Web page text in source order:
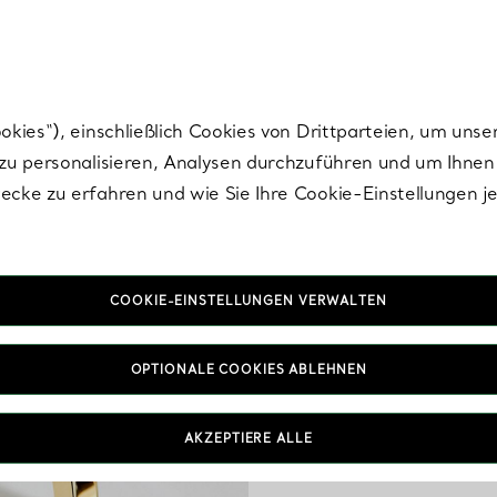
Unsere Armbänder
auf nahtlose
Armbänder, die mit
einschließlich Cookies von Drittparteien, um
personalisieren, Analysen durchzuführen und um
zu erfahren und wie Sie Ihre Cookie-Einstellungen
COOKIE-EINSTELLUNGEN VERWALTEN
OPTIONALE COOKIES ABLEHNEN
AKZEPTIERE ALLE